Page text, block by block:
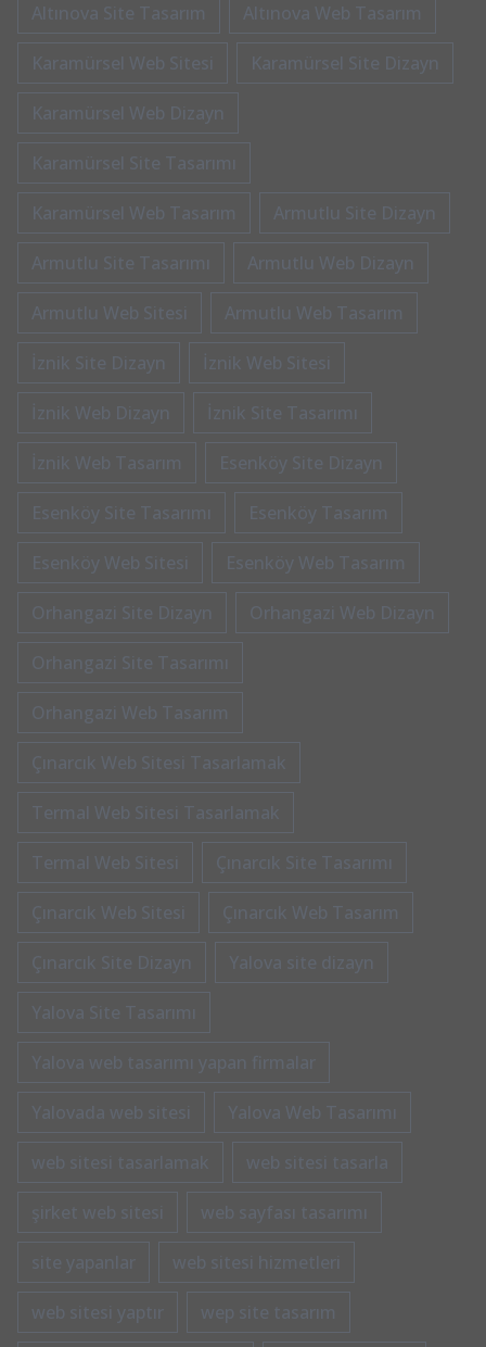
Altınova Site Tasarım Altınova Web Tasarım
Karamürsel Web Sitesi Karamürsel Site Dizayn
Karamürsel Web Dizayn
Karamürsel Site Tasarımı
Karamürsel Web Tasarım Armutlu Site Dizayn
Armutlu Site Tasarımı Armutlu Web Dizayn
Armutlu Web Sitesi Armutlu Web Tasarım
İznik Site Dizayn İznik Web Sitesi
İznik Web Dizayn İznik Site Tasarımı
İznik Web Tasarım Esenköy Site Dizayn
Esenköy Site Tasarımı Esenköy Tasarım
Esenköy Web Sitesi Esenköy Web Tasarım
Orhangazi Site Dizayn Orhangazi Web Dizayn
Orhangazi Site Tasarımı
Orhangazi Web Tasarım
Çınarcık Web Sitesi Tasarlamak
Termal Web Sitesi Tasarlamak
Termal Web Sitesi Çınarcık Site Tasarımı
Çınarcık Web Sitesi Çınarcık Web Tasarım
Çınarcık Site Dizayn Yalova site dizayn
Yalova Site Tasarımı
Yalova web tasarımı yapan firmalar
Yalovada web sitesi Yalova Web Tasarımı
web sitesi tasarlamak web sitesi tasarla
şirket web sitesi web sayfası tasarımı
site yapanlar web sitesi hizmetleri
web sitesi yaptır wep site tasarım